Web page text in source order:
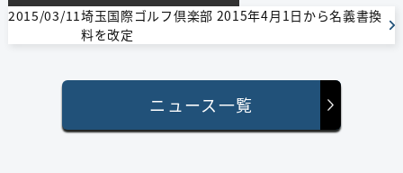
2015/03/11埼玉国際ゴルフ倶楽部 2015年4月1日から名義書換
料を改定
ニュース一覧